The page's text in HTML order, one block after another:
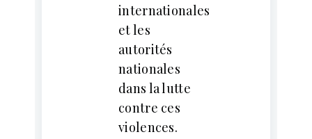
internationales
et les
autorités
nationales
dans la lutte
contre ces
violences.